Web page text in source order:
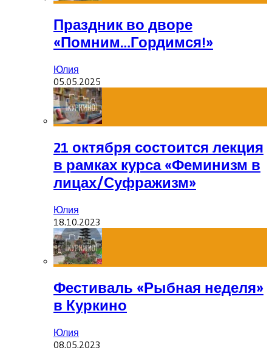
Праздник во дворе
«Помним…Гордимся!»
Юлия
05.05.2025
21 октября состоится лекция
в рамках курса «Феминизм в
лицах/Суфражизм»
Юлия
18.10.2023
Фестиваль «Рыбная неделя»
в Куркино
Юлия
08.05.2023